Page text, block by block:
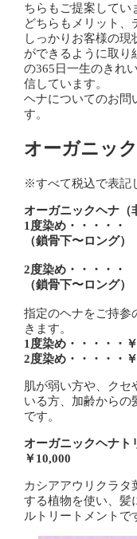
ちらもご提案してい
どちらもメリット、
しっかりお客様の
ができるように取り
の365日一生のきれ
信しています。
ヘナについてのお問
す。
オーガニッ
※すべて税込で表記
オーガニックヘナ
1度染め・・・・・
（鎖骨下〜ロング
2度染め・・・・・
（鎖骨下〜ロング
指定のヘナをご持参
きます。
1度染め・・・・・
2度染め・・・・・￥
肌が弱い方や、クセ
いる方、加齢からの
です。
オーガニックヘナト
￥10,000
カシアアウリクラタ
する植物を使い、髪
ルトリートメントで